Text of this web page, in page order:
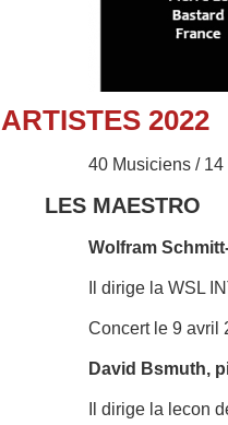
ARTISTES 2022
40 Musiciens /
LES MAESTRO
Wolfram
Il dirige la WSL
Concert le 9 avril
David Bsmuth,
Il dirige la lecon